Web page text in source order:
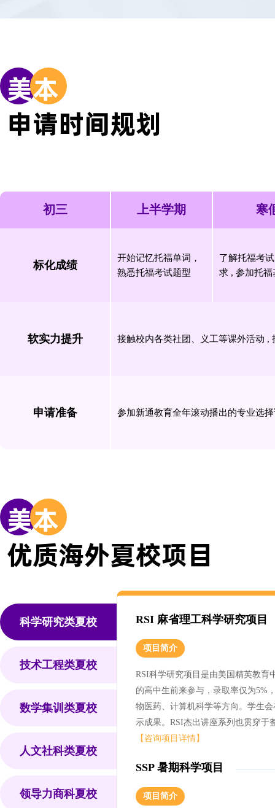
美本
申请时间规划
初三 上半学期 寒
标化成绩
开始记忆托福单词，
熟悉托福考试题型
了解托福考
求 , 参加托福
软实力提升 接触校内各类社团、义工等课外活动 ,
申请准备 参加新通教育全年滚动播出的专业选
美本
优质海外夏校项目
科学研究类夏校
技术工程类夏校
数学集训类夏校
人文社科类夏校
领导力商科夏校
RSI 麻省理工科学研究项目
项目简介
RSI科学研究项目是由美国精英教育
的高中生前来参与，录取率仅为5%
物医药、计算机科学等方向。学生
示成果。RSI杰出讲座系列也贯穿
【咨询项目详情】
SSP 暑期科学项目
项目简介